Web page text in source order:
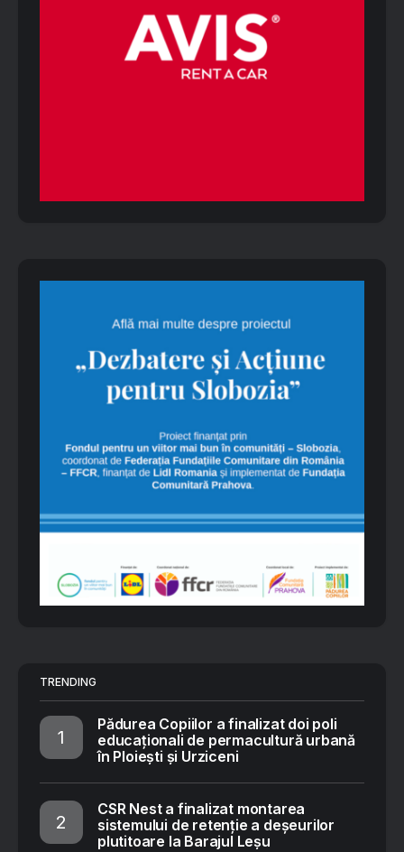
TRENDING
Pădurea Copiilor a finalizat doi poli
educaționali de permacultură urbană
în Ploiești și Urziceni
CSR Nest a finalizat montarea
sistemului de retenție a deșeurilor
plutitoare la Barajul Leșu